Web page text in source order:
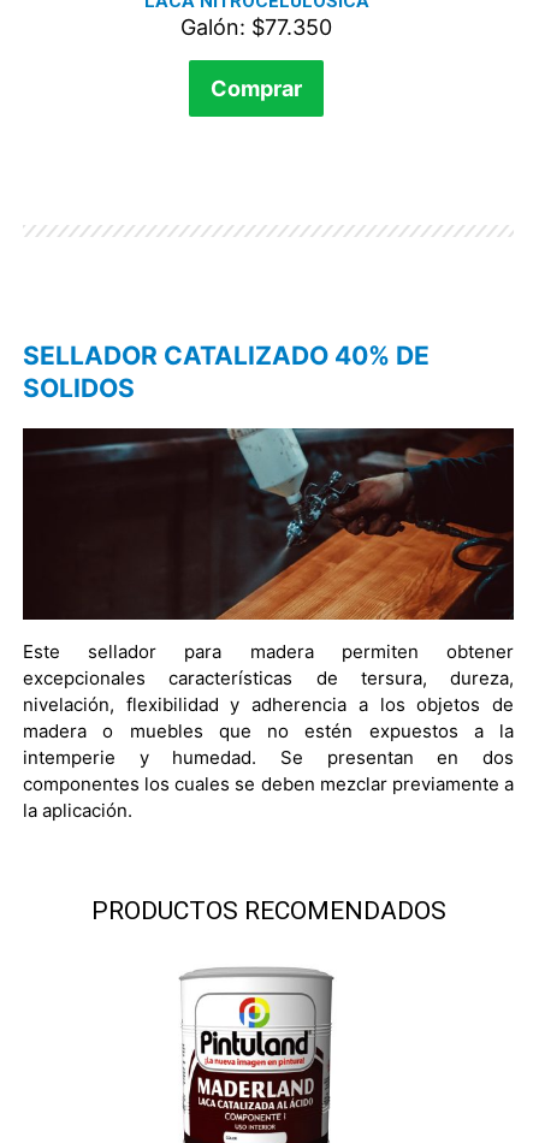
Galón: $77.350
Comprar
SELLADOR CATALIZADO 40% DE
SOLIDOS
Este sellador para madera permiten obtener
excepcionales características de tersura, dureza,
nivelación, flexibilidad y adherencia a los objetos de
madera o muebles que no estén expuestos a la
intemperie y humedad. Se presentan en dos
componentes los cuales se deben mezclar previamente a
la aplicación.
PRODUCTOS RECOMENDADOS